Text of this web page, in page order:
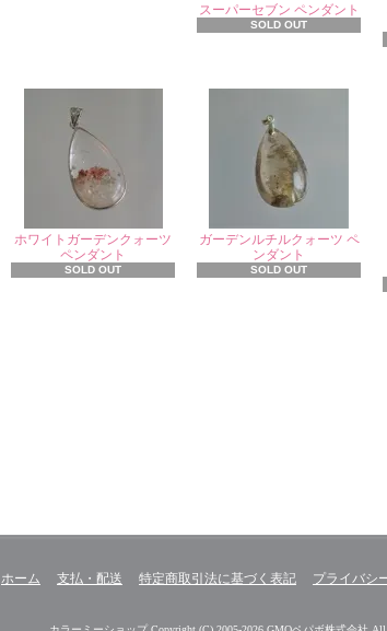
スーパーセブン ペンダント
SOLD OUT
ホワイトガーデンクォーツ
ペンダント
SOLD OUT
ガーデンルチルクォーツ ペ
ンダント
SOLD OUT
ホーム 支払・配送 特定商取引法に基づく表記 プライバシ